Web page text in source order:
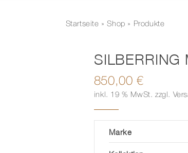
Startseite »Shop » Produkte
SILBERRING
850,00€
inkl. 19 % MwSt. zzgl.
Marke